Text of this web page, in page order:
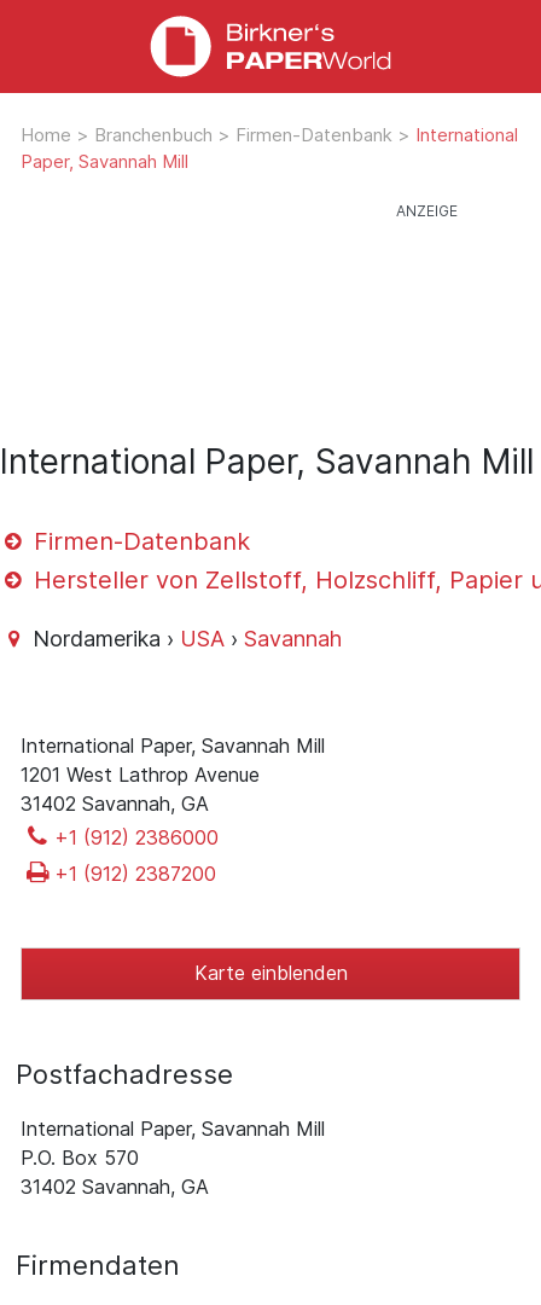
Home > Branchenbuch > Firmen-Datenbank > International
Paper, Savannah Mill
International Paper, Savannah Mill
Firmen-Datenbank
Hersteller von Zellstoff, Holzschliff, Papier
Nordamerika › USA ›Savannah
International Paper, Savannah Mill
1201 West Lathrop Avenue
31402 Savannah, GA
+1 (912) 2386000
+1 (912) 2387200
Karte einblenden
Postfachadresse
International Paper, Savannah Mill
P.O. Box 570
31402 Savannah, GA
Firmendaten